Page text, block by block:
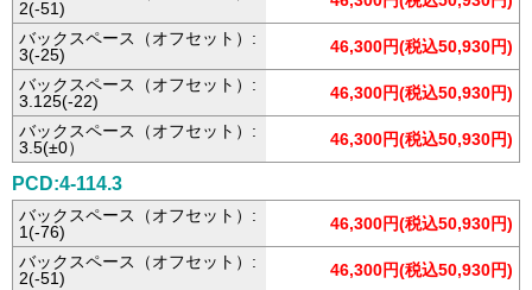
2(-51)
バックスペース（オフセット）:
3(-25)
46,300円(税込50,930円)
バックスペース（オフセット）:
3.125(-22)
46,300円(税込50,930円)
バックスペース（オフセット）:
3.5(±0）
46,300円(税込50,930円)
PCD:4-114.3
バックスペース（オフセット）:
1(-76)
46,300円(税込50,930円)
バックスペース（オフセット）:
2(-51)
46,300円(税込50,930円)